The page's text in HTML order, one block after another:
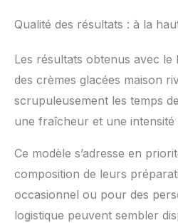
Qualité des résultats : à la
Les résultats obtenus avec
des crèmes glacées maison
scrupuleusement les temps
une fraîcheur et une
Ce modèle s’adresse en
composition de leurs
occasionnel ou pour des
logistique peuvent sembler